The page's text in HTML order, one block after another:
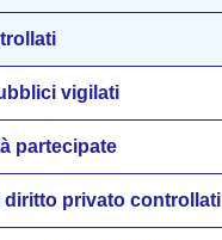
vigilati
partecipate
diritto privato controllati